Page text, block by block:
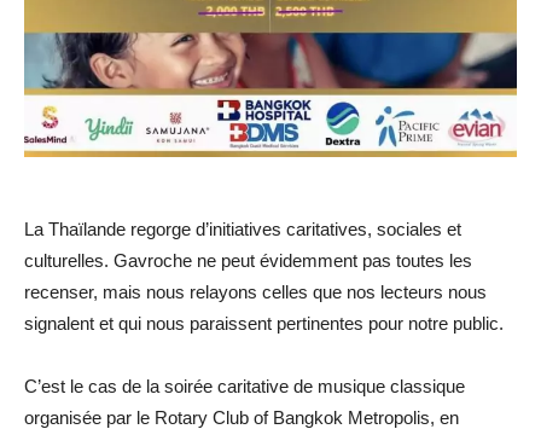
La Thaïlande regorge d’initiatives caritatives, sociales et
culturelles. Gavroche ne peut évidemment pas toutes les
recenser, mais nous relayons celles que nos lecteurs nous
signalent et qui nous paraissent pertinentes pour notre public.
C’est le cas de la soirée caritative de musique classique
organisée par le Rotary Club of Bangkok Metropolis, en